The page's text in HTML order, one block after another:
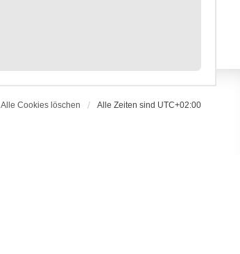
Alle Cookies löschen Alle Zeiten sind UTC+02:00